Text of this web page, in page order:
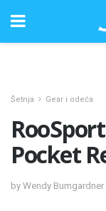
Šetnja Gear i odeća
Pocket
by Wendy Bumgardner